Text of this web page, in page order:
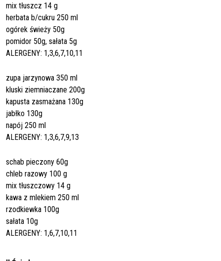
mix tłuszcz 14 g
herbata b/cukru 250 ml
ogórek świeży 50g
pomidor 50g, sałata 5g
ALERGENY: 1,3,6,7,10,11
zupa jarzynowa 350 ml
kluski ziemniaczane 200g
kapusta zasmażana 130g
jabłko 130g
napój 250 ml
ALERGENY: 1,3,6,7,9,13
schab pieczony 60g
chleb razowy 100 g
mix tłuszczowy 14 g
kawa z mlekiem 250 ml
rzodkiewka 100g
sałata 10g
ALERGENY: 1,6,7,10,11